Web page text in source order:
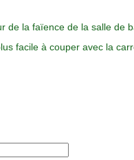
de la faïence de la salle de
facile à couper avec la